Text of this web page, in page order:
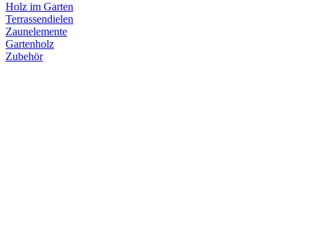
Holz im Garten
Terrassendielen
Zaunelemente
Gartenholz
Zubehör